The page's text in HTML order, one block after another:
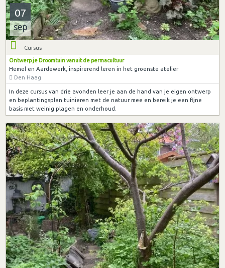
07
sep
Cursus
Ontwerp je Droomtuin vanuit de permacultuur
Hemel en Aardewerk, inspirerend leren in het groenste atelier
Den Haag
In deze cursus van drie avonden leer je aan de hand van je eigen ontwerp
en beplantingsplan tuinieren met de natuur mee en bereik je een fijne
basis met weinig plagen en onderhoud.